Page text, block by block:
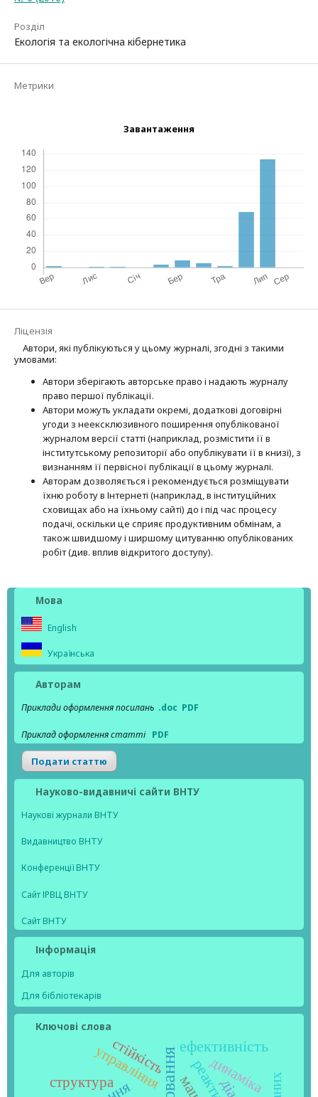
Розділ
Екологія та екологічна кібернетика
Метрики
Завантаження
Ліцензія
Автори, які публікуються у цьому журналі, згодні з такими
умовами:
Автори зберігають авторське право і надають журналу
право першої публі­кації.
Автори можуть укладати окремі, додат­кові договірні
угоди з неексклюзив­ного поширення опублікованої
журналом версії статті (наприклад, розмістити її в
інститутському репозиторії або опубліку­вати її в книзі), з
визнанням її первісної публікації в цьому журналі.
Авторам дозволяється і рекомендується розміщувати
їхню роботу в Інтернеті (наприклад, в інституційних
сховищах або на їхньому сайті) до і під час процесу
подачі, оскільки це сприяє продуктивним обмінам, а
також швидшому і ширшому цитуванню опубліко­ва­них
робіт (див. вплив відкритого доступу).
Мова
English
Українська
Авторам
Приклади оформлення посилань .doc PDF
Приклад оформлення статті PDF
Подати статтю
Науково-видавничі сайти ВНТУ
Наукові журнали ВНТУ
Видавництво ВНТУ
Конференції ВНТУ
Сайт ІРВЦ ВНТУ
Сайт ВНТУ
Інформація
Для авторів
Для бібліотекарів
Ключові слова
ефективність
управління
структура
стійкість динаміка